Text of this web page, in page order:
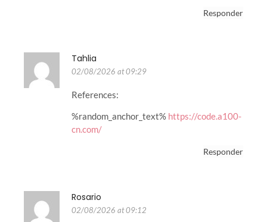
Responder
Tahlia
02/08/2026 at 09:29
References:
%random_anchor_text% https://code.a100-
cn.com/
Responder
Rosario
02/08/2026 at 09:12